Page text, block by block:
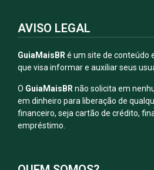
AVISO LEGAL
GuiaMaisBR é um site de conteúdo
que visa informar e auxiliar seus
O GuiaMaisBR não solicita em
em dinheiro para liberação de
financeiro, seja cartão de crédito,
empréstimo.